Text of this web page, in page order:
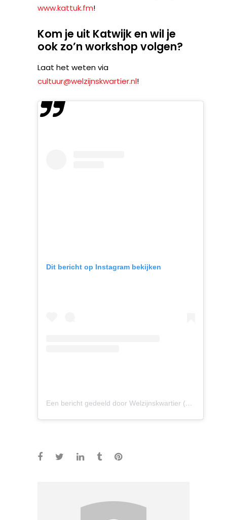
www.kattuk.fm!
Kom je uit Katwijk en wil je
ook zo’n workshop volgen?
Laat het weten via
cultuur@welzijnskwartier.nl!
Dit bericht op Instagram bekijken
Een bericht gedeeld door Welzijnskwartier (@welzijnskwartier)